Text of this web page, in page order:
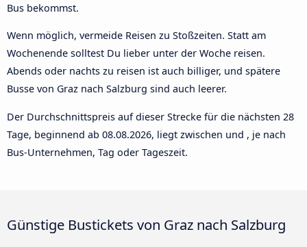
Bus bekommst.
Wenn möglich, vermeide Reisen zu Stoßzeiten. Statt am
Wochenende solltest Du lieber unter der Woche reisen.
Abends oder nachts zu reisen ist auch billiger, und spätere
Busse von Graz nach Salzburg sind auch leerer.
Der Durchschnittspreis auf dieser Strecke für die nächsten 28
Tage, beginnend ab 08.08.2026, liegt zwischen und , je nach
Bus-Unternehmen, Tag oder Tageszeit.
Günstige Bustickets von Graz nach Salzburg